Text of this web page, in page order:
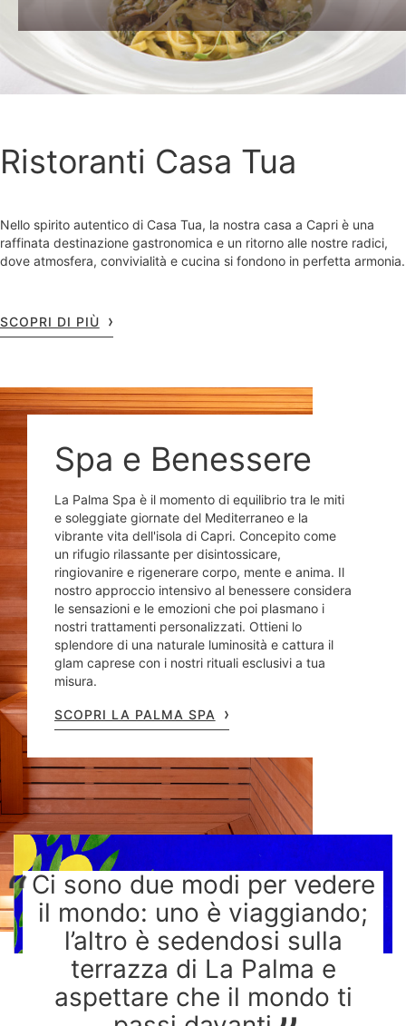
Ristoranti Casa Tua
Nello spirito autentico di Casa Tua, la nostra casa a Capri è una
raffinata destinazione gastronomica e un ritorno alle nostre radici,
dove atmosfera, convivialità e cucina si fondono in perfetta armonia.
SCOPRI DI PIÙ
Spa e Benessere
La Palma Spa è il momento di equilibrio tra le miti
e soleggiate giornate del Mediterraneo e la
vibrante vita dell'isola di Capri. Concepito come
un rifugio rilassante per disintossicare,
ringiovanire e rigenerare corpo, mente e anima. Il
nostro approccio intensivo al benessere considera
le sensazioni e le emozioni che poi plasmano i
nostri trattamenti personalizzati. Ottieni lo
splendore di una naturale luminosità e cattura il
glam caprese con i nostri rituali esclusivi a tua
misura.
SCOPRI LA PALMA SPA
Ci sono due modi per vedere
il mondo: uno è viaggiando;
l’altro è sedendosi sulla
terrazza di La Palma e
aspettare che il mondo ti